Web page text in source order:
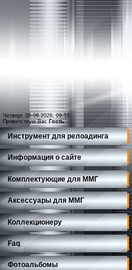
Четверг, 06.08.2026, 09:53
Приветствую Вас Гость
Инструмент для релоадинга
Информация о сайте
Комплектующие для ММГ
Аксессуары для ММГ
Коллекционеру
Faq
Фотоальбомы